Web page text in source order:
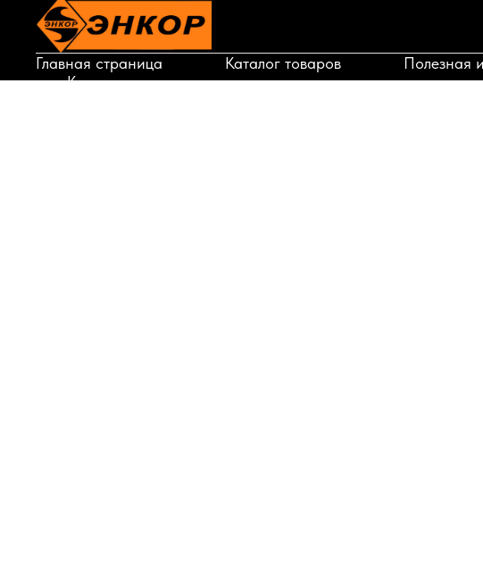
Главная страница Каталог товаров Полезная
Корзина